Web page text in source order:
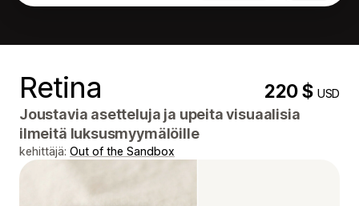
Retina 220 $USD
Joustavia asetteluja ja upeita visuaalisia
ilmeitä luksusmyymälöille
kehittäjä: Out of the Sandbox